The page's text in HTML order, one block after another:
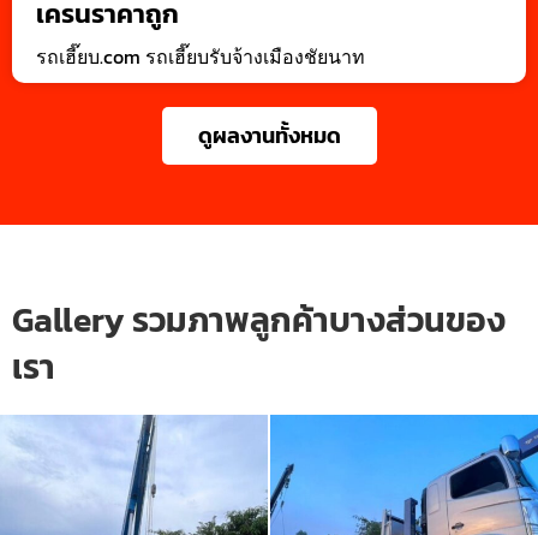
เครนราคาถูก
รถเฮี๊ยบ.com รถเฮี๊ยบรับจ้างเมืองชัยนาท
ดูผลงานทั้งหมด
Gallery รวมภาพลูกค้าบางส่วนของ
เรา